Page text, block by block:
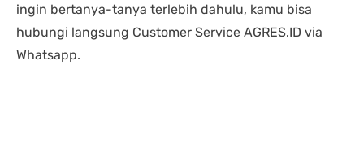
ingin bertanya-tanya terlebih dahulu, kamu bisa
hubungi langsung Customer Service AGRES.ID via
Whatsapp.